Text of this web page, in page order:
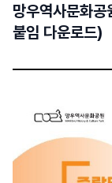
망우역사문화
붙임 다운로드)